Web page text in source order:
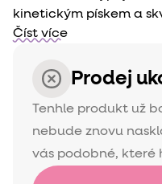
kinetickým pískem a
na hru s vodními
Číst více
Prodej
Tenhle produkt už
nebude znovu
vás podobné, které